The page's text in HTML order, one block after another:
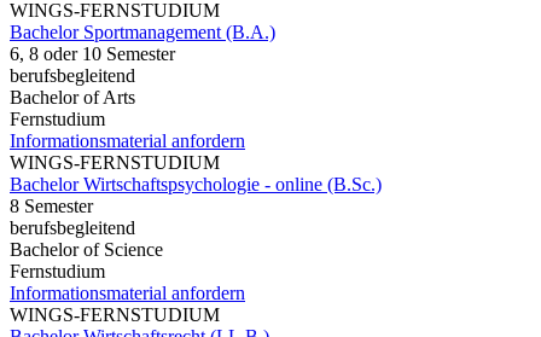
WINGS-FERNSTUDIUM
Bachelor Sportmanagement (B.A.)
6, 8 oder 10 Semester
berufsbegleitend
Bachelor of Arts
Fernstudium
Informationsmaterial anfordern
WINGS-FERNSTUDIUM
Bachelor Wirtschaftspsychologie - online (B.Sc.)
8 Semester
berufsbegleitend
Bachelor of Science
Fernstudium
Informationsmaterial anfordern
WINGS-FERNSTUDIUM